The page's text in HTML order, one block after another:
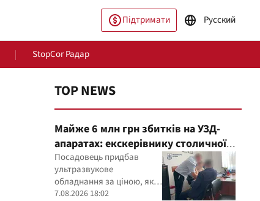
Підтримати Русский
StopCor Радар
TOP NEWS
Майже 6 млн грн збитків на УЗД-
апаратах: екскерівнику столичної
лікарні оголосили підозру
Посадовець придбав
ультразвукове
обладнання за ціною, яка,
як встановили експерти,
7.08.2026 18:02